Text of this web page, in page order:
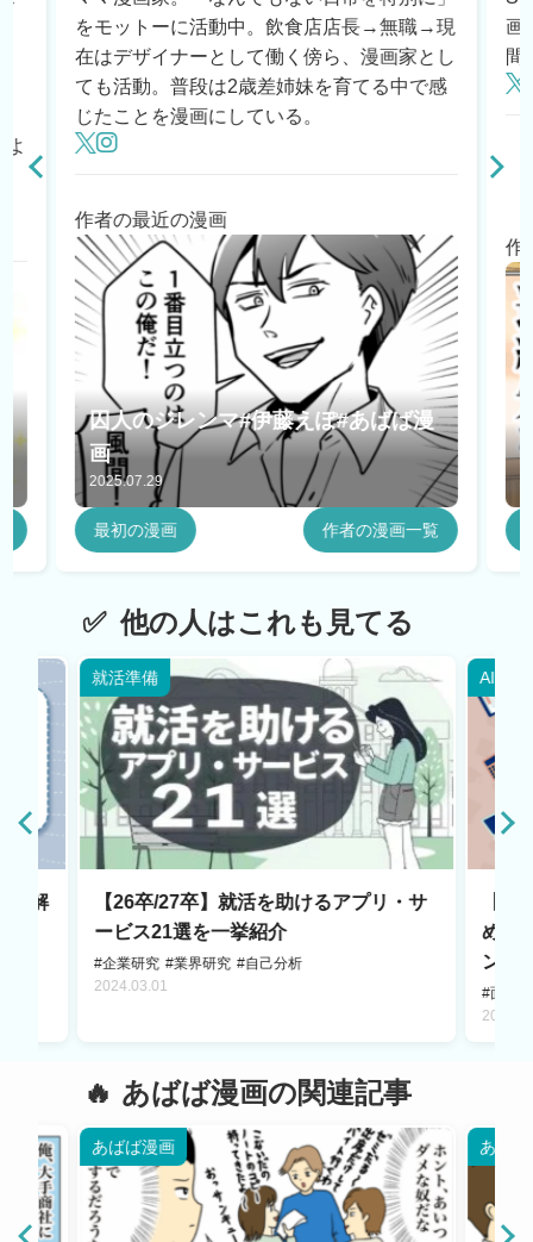
よ
をモットーに活動中。飲食店店長→無職→現
在はデザイナーとして働く傍ら、漫画家とし
ても活動。普段は2歳差姉妹を育てる中で感
じたことを漫画にしている。
作者の最近の漫画
囚人のジレンマ#伊藤えぽ#あばば漫
画
2025.07.29
最初の漫画 作者の漫画一覧
画
間
作
他の人はこれも見てる
を解
就活準備
【26卒/27卒】就活を助けるアプリ・サ
ービス21選を一挙紹介
#企業研究 #業界研究 #自己分析
2024.03.01
AI・
め6
ント
#面接
あばば漫画の関連記事
あばば漫画 あば